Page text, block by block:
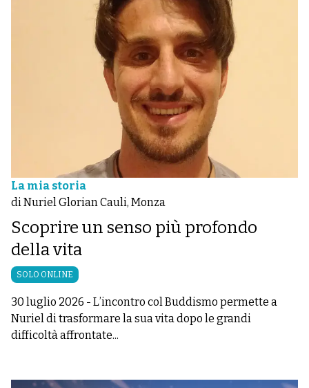
La mia storia
di Nuriel Glorian Cauli, Monza
Scoprire un senso più profondo
della vita
SOLO ONLINE
30 luglio 2026 - L’incontro col Buddismo permette a
Nuriel di trasformare la sua vita dopo le grandi
difficoltà affrontate...